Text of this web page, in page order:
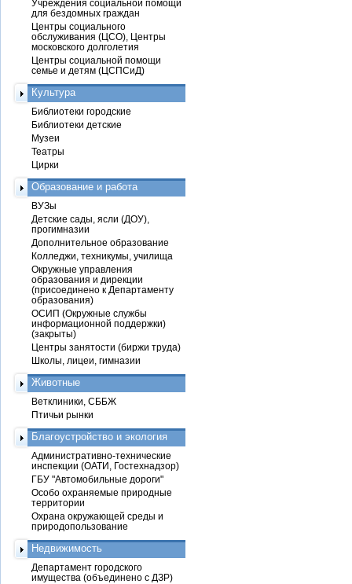
Учреждения социальной помощи
для бездомных граждан
Центры социального
обслуживания (ЦСО), Центры
московского долголетия
Центры социальной помощи
семье и детям (ЦСПСиД)
Культура
Библиотеки городские
Библиотеки детские
Музеи
Театры
Цирки
Образование и работа
ВУЗы
Детские сады, ясли (ДОУ),
прогимназии
Дополнительное образование
Колледжи, техникумы, училища
Окружные управления
образования и дирекции
(присоединено к Департаменту
образования)
ОСИП (Окружные службы
информационной поддержки)
(закрыты)
Центры занятости (биржи труда)
Школы, лицеи, гимназии
Животные
Ветклиники, СББЖ
Птичьи рынки
Благоустройство и экология
Административно-технические
инспекции (ОАТИ, Гостехнадзор)
ГБУ "Автомобильные дороги"
Особо охраняемые природные
территории
Охрана окружающей среды и
природопользование
Недвижимость
Департамент городского
имущества (объединено с ДЗР)